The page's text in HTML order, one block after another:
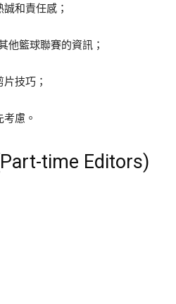
和責任感；
他籃球聯賽的資訊；
技巧；
慮。
time Editors)